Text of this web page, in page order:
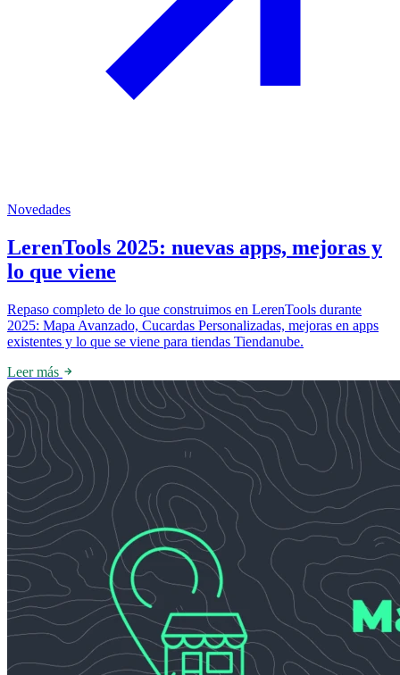
Novedades
LerenTools 2025: nuevas apps, mejoras y
lo que viene
Repaso completo de lo que construimos en LerenTools durante
2025: Mapa Avanzado, Cucardas Personalizadas, mejoras en apps
existentes y lo que se viene para tiendas Tiendanube.
Leer más